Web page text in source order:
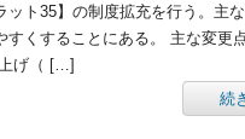
ット35】の制度拡充を行う。主
すくすることにある。 主な変更
げ（ […]
続